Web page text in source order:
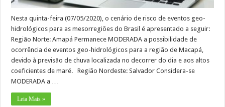
Nesta quinta-feira (07/05/2020), o cenário de risco de eventos geo-
hidrológicos para as mesorregiões do Brasil é apresentado a seguir:
Região Norte: Amapá Permanece MODERADA a possibilidade de
ocorrência de eventos geo-hidrológicos para a região de Macapá,
devido à previsão de chuva localizada no decorrer do dia e aos altos
coeficientes de maré. Região Nordeste: Salvador Considera-se
MODERADA a …
Leia Mais »